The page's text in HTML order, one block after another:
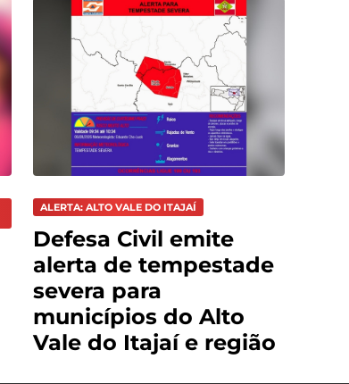
ALERTA: ALTO VALE DO ITAJAÍ
Defesa Civil emite
alerta de tempestade
severa para
municípios do Alto
Vale do Itajaí e região